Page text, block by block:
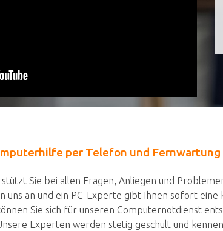
per Telefon und Fernwartung
Sie bei allen Fragen, Anliegen und
uns an und ein PC-Experte gibt Ihnen sofort eine
Sie sich für unseren Computernotdienst
Experten werden stetig geschult und